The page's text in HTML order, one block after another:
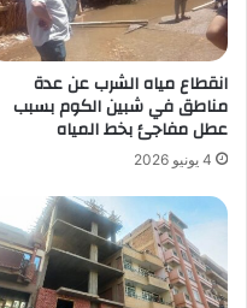
انقطاع مياه الشرب عن عدة
مناطق في شبين الكوم بسبب
عطل مفاجئ بخط المياه
4 يونيو 2026